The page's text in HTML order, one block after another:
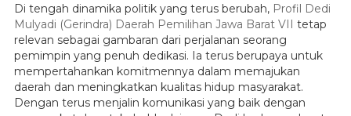
Di tengah dinamika politik yang terus berubah, Profil Dedi
Mulyadi (Gerindra) Daerah Pemilihan Jawa Barat VII tetap
relevan sebagai gambaran dari perjalanan seorang
pemimpin yang penuh dedikasi. Ia terus berupaya untuk
mempertahankan komitmennya dalam memajukan
daerah dan meningkatkan kualitas hidup masyarakat.
Dengan terus menjalin komunikasi yang baik dengan